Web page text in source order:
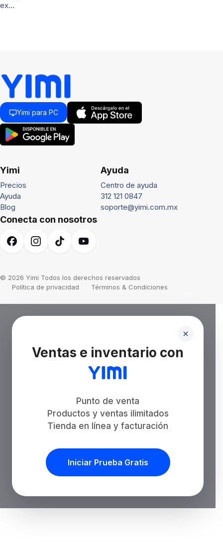
ex…
Yimi para PC
Yimi
Precios
Ayuda
Blog
Ayuda
Centro de ayuda
312 121 0847
soporte@yimi.com.mx
Conecta con nosotros
© 2026 Yimi Todos los derechos reservados
Política de privacidad
Términos & Condiciones
Ventas e inventario con
Punto de venta
Productos y ventas ilimitados
Tienda en línea y facturación
Iniciar Prueba Gratis